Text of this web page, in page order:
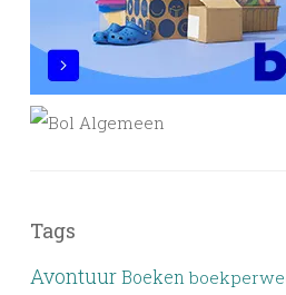
Tags
Avontuur Boeken